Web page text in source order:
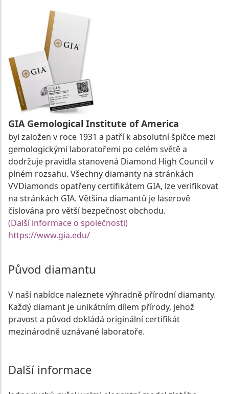
GIA Gemological Institute of America
byl založen v roce 1931 a patří k absolutní špičce mezi
gemologickými laboratořemi po celém světě a
dodržuje pravidla stanovená Diamond High Council v
plném rozsahu. Všechny diamanty na stránkách
VVDiamonds opatřeny certifikátem GIA, lze verifikovat
na stránkách GIA. Většina diamantů je laserově
číslována pro větší bezpečnost obchodu.
(Další informace o společnosti)
https://www.gia.edu/
Původ diamantu
V naší nabídce naleznete výhradně přírodní diamanty.
Každý diamant je unikátním dílem přírody, jehož
pravost a původ dokládá originální certifikát
mezinárodně uznávané laboratoře.
Další informace